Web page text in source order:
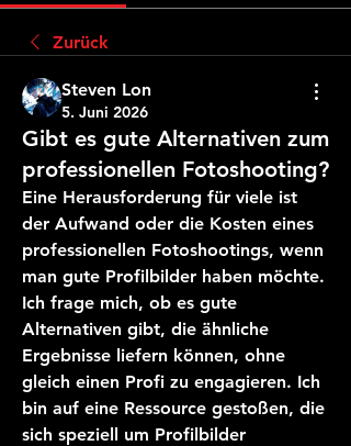
Zurück
Steven Lon
5. Juni 2026
Gibt es gute Alternativen zum
professionellen Fotoshooting?
Eine Herausforderung für viele ist
der Aufwand oder die Kosten eines
professionellen Fotoshootings, wenn
man gute Profilbilder haben möchte.
Ich frage mich, ob es gute
Alternativen gibt, die ähnliche
Ergebnisse liefern können, ohne
gleich einen Profi zu engagieren. Ich
bin auf eine Ressource gestoßen, die
sich speziell um Profilbilder